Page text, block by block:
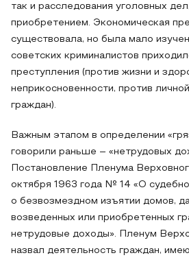
так и расследования уголовных
приобретением. Экономическая
существовала, но была мало
советских криминалистов
преступления (против жизни и
неприкосновенности, против
граждан).
Важным этапом в определении
говорили раньше – «нетрудовых
Постановление Пленума
октября 1963 года № 14 «О
о безвозмездном изъятии домов,
возведенных или приобретенных
нетрудовые доходы». Пленум
назвал деятельность граждан,